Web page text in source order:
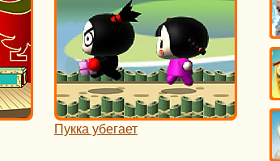
Пукка убегает